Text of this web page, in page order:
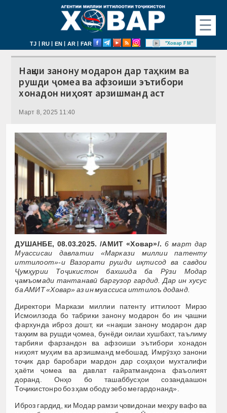
☰
TJ | RU | EN | AR | FAR "Ховар FM"
Нақши занону модарон дар таҳким ва
рушди ҷомеа ва афзоиши эътибори
хонадон ниҳоят арзишманд аст
Март 8, 2025 11:40
ДУШАНБЕ, 08.03.2025. /АМИТ «Ховар»/.6 март дар
Муассисаи давлатии «Маркази миллии патенту
иттилоот»-и Вазорати рушди иқтисод ва савдои
Ҷумҳурии Тоҷикистон бахшида ба Рӯзи Модар
ҷамъомади тантанавӣ баргузор гардид. Дар ин хусус
ба АМИТ «Ховар» аз ин муассиса иттилоъ доданд.
Директори Маркази миллии патенту иттилоот Мирзо
Исмоилзода бо табрики занону модарон бо ин ҷашни
фархунда иброз дошт, ки «нақши занону модарон дар
таҳким ва рушди ҷомеа, бунёди оилаи хушбахт, таълиму
тарбияи фарзандон ва афзоиши эътибори хонадон
ниҳоят муҳим ва арзишманд мебошад. Имрӯзҳо занони
тоҷик дар баробари мардон дар соҳаҳои мухталифи
ҳаёти ҷомеа ва давлат ғайратмандона фаъолият
доранд. Онҳо бо ташаббусҳои созандаашон
Тоҷикистонро боз ҳам ободу зебо мегардонанд».
Иброз гардид, ки Модар рамзи ҷовидонаи меҳру вафо ва